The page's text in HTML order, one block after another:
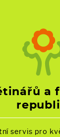
a
servis pro